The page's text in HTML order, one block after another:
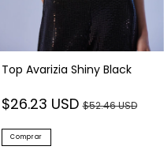
Top Avarizia Shiny Black
$26.23 USD$52.46 USD
Comprar